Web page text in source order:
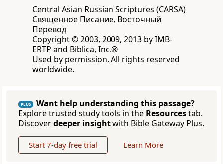
Central Asian Russian Scriptures (CARSA)
Священное Писание, Восточный
Перевод
Copyright © 2003, 2009, 2013 by IMB-
ERTP and Biblica, Inc.®
Used by permission. All rights reserved
worldwide.
PLUS
Want help understanding this passage?
Explore trusted study tools in the Resourcestab.
Discoverdeeper insightwith Bible Gateway Plus.
Start 7-day free trial Learn More